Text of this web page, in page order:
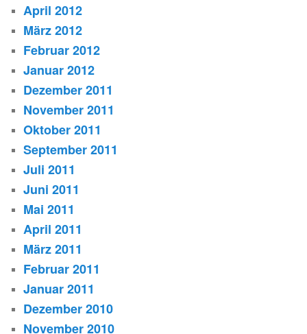
April 2012
März 2012
Februar 2012
Januar 2012
Dezember 2011
November 2011
Oktober 2011
September 2011
Juli 2011
Juni 2011
Mai 2011
April 2011
März 2011
Februar 2011
Januar 2011
Dezember 2010
November 2010